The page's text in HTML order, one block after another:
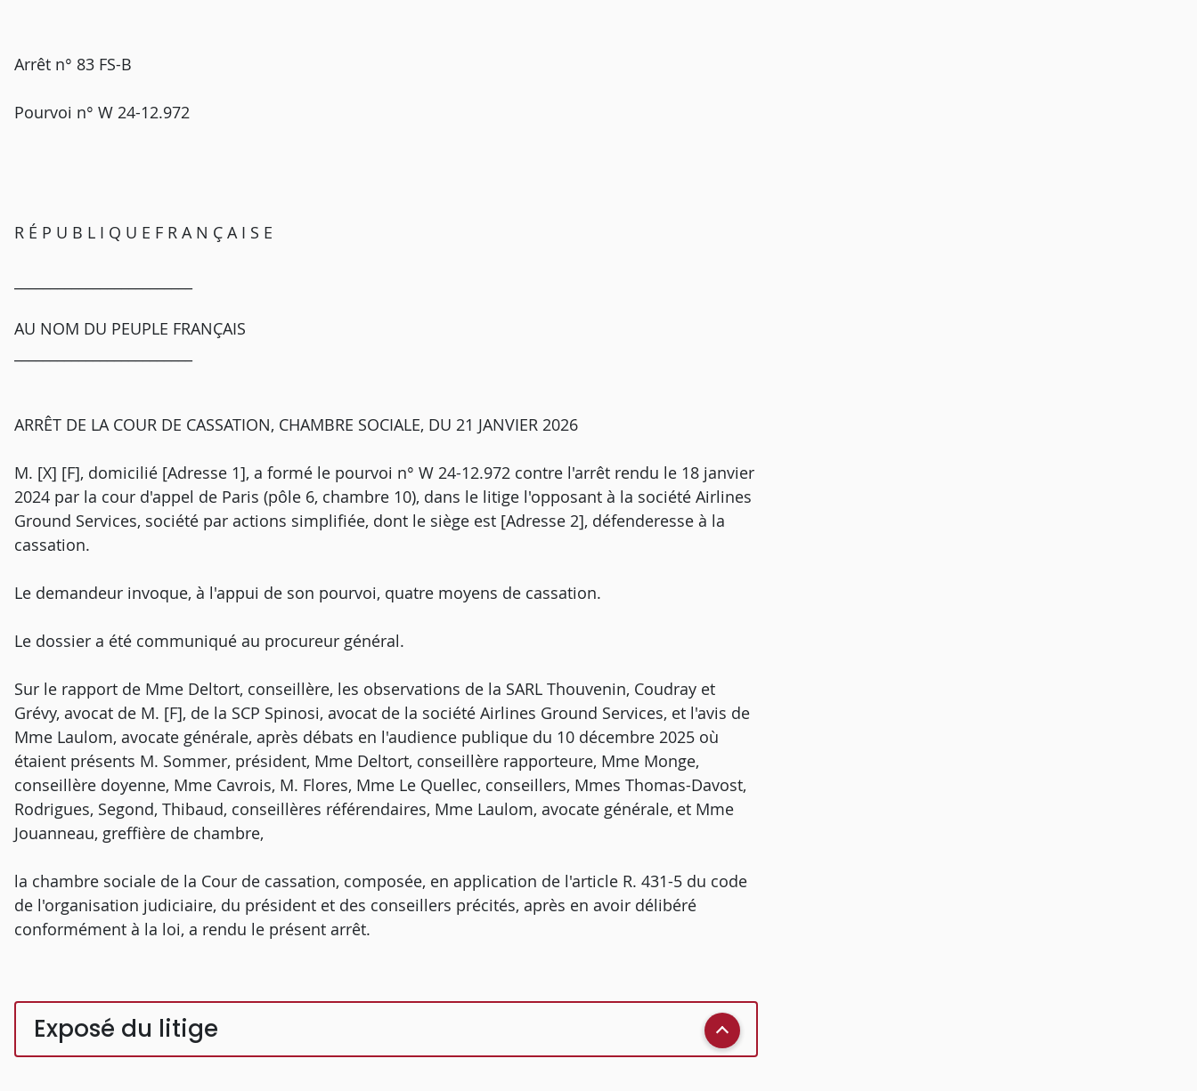
Arrêt n° 83 FS-B
Pourvoi n° W 24-12.972
R É P U B L I Q U E F R A N Ç A I S E
AU NOM DU PEUPLE FRANÇAIS
ARRÊT DE LA COUR DE CASSATION, CHAMBRE SOCIALE, DU 21 JANVIER 2026
M. [X] [F], domicilié [Adresse 1], a formé le pourvoi n° W 24-12.972 contre l'arrêt rendu le 18 janvier
2024 par la cour d'appel de Paris (pôle 6, chambre 10), dans le litige l'opposant à la société Airlines
Ground Services, société par actions simplifiée, dont le siège est [Adresse 2], défenderesse à la
cassation.
Le demandeur invoque, à l'appui de son pourvoi, quatre moyens de cassation.
Le dossier a été communiqué au procureur général.
Sur le rapport de Mme Deltort, conseillère, les observations de la SARL Thouvenin, Coudray et
Grévy, avocat de M. [F], de la SCP Spinosi, avocat de la société Airlines Ground Services, et l'avis de
Mme Laulom, avocate générale, après débats en l'audience publique du 10 décembre 2025 où
étaient présents M. Sommer, président, Mme Deltort, conseillère rapporteure, Mme Monge,
conseillère doyenne, Mme Cavrois, M. Flores, Mme Le Quellec, conseillers, Mmes Thomas-Davost,
Rodrigues, Segond, Thibaud, conseillères référendaires, Mme Laulom, avocate générale, et Mme
Jouanneau, greffière de chambre,
la chambre sociale de la Cour de cassation, composée, en application de l'article R. 431-5 du code
de l'organisation judiciaire, du président et des conseillers précités, après en avoir délibéré
conformément à la loi, a rendu le présent arrêt.
Exposé du litige